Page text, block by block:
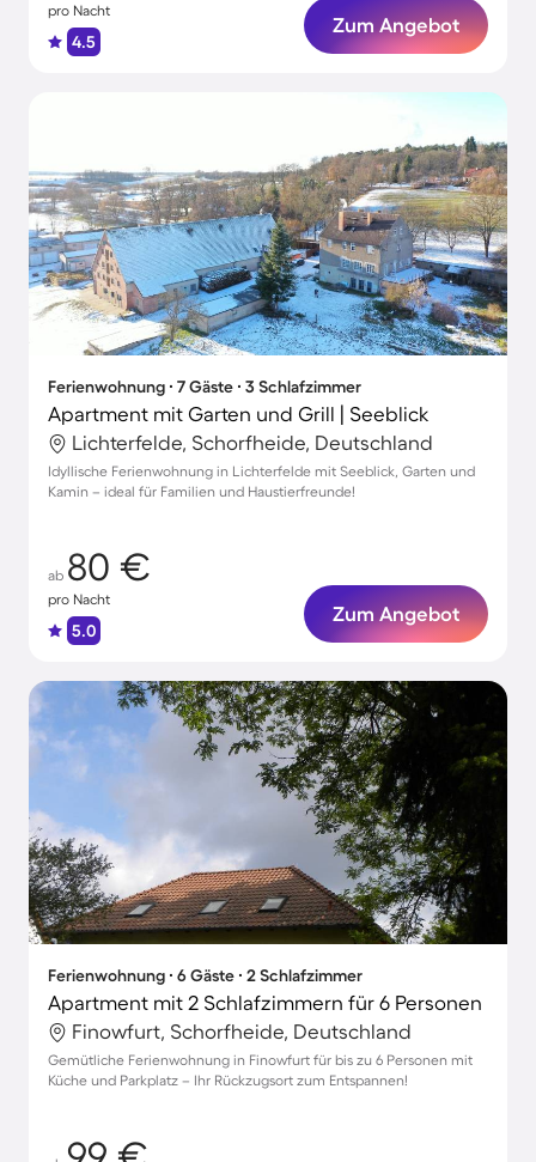
pro Nacht
4.5
Zum Angebot
Ferienwohnung ∙ 7 Gäste ∙ 3 Schlafzimmer
Apartment mit Garten und Grill | Seeblick
Lichterfelde, Schorfheide, Deutschland
Idyllische Ferienwohnung in Lichterfelde mit Seeblick, Garten und
Kamin – ideal für Familien und Haustierfreunde!
ab 80 €
pro Nacht
5.0
Zum Angebot
Ferienwohnung ∙ 6 Gäste ∙ 2 Schlafzimmer
Apartment mit 2 Schlafzimmern für 6 Personen
Finowfurt, Schorfheide, Deutschland
Gemütliche Ferienwohnung in Finowfurt für bis zu 6 Personen mit
Küche und Parkplatz – Ihr Rückzugsort zum Entspannen!